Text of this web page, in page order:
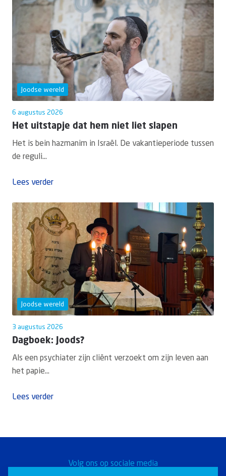
Joodse wereld
6 augustus 2026
Het uitstapje dat hem niet liet slapen
Het is bein hazmanim in Israël. De vakantieperiode tussen
de reguli...
Lees verder
Joodse wereld
3 augustus 2026
Dagboek: Joods?
Als een psychiater zijn cliënt verzoekt om zijn leven aan
het papie...
Lees verder
Volg ons op sociale media